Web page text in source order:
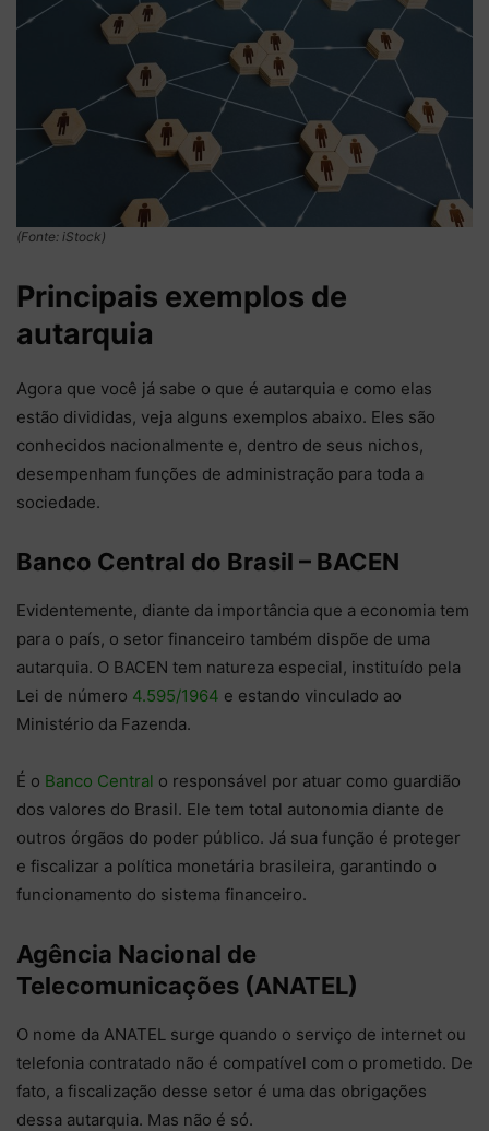
(Fonte: iStock)
Principais exemplos de
autarquia
Agora que você já sabe o que é autarquia e como elas
estão divididas, veja alguns exemplos abaixo. Eles são
conhecidos nacionalmente e, dentro de seus nichos,
desempenham funções de administração para toda a
sociedade.
Banco Central do Brasil – BACEN
Evidentemente, diante da importância que a economia tem
para o país, o setor financeiro também dispõe de uma
autarquia. O BACEN tem natureza especial, instituído pela
Lei de número 4.595/1964 e estando vinculado ao
Ministério da Fazenda.
É o Banco Central o responsável por atuar como guardião
dos valores do Brasil. Ele tem total autonomia diante de
outros órgãos do poder público. Já sua função é proteger
e fiscalizar a política monetária brasileira, garantindo o
funcionamento do sistema financeiro.
Agência Nacional de
Telecomunicações (ANATEL)
O nome da ANATEL surge quando o serviço de internet ou
telefonia contratado não é compatível com o prometido. De
fato, a fiscalização desse setor é uma das obrigações
dessa autarquia. Mas não é só.